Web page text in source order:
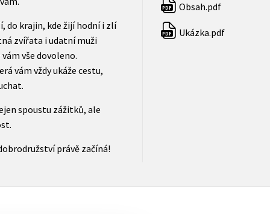
do krajin, kde žijí hodní i zlí
zvířata i udatní muži
vše dovoleno.
vám vždy ukáže cestu,
spoustu zážitků, ale
právě začíná!
PDF Obsah.pdf
PDF Ukázka.pdf